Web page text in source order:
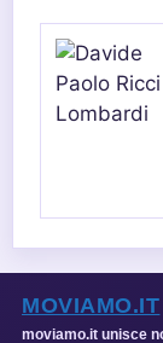
MOVIAMO.IT
moviamo.it unisce